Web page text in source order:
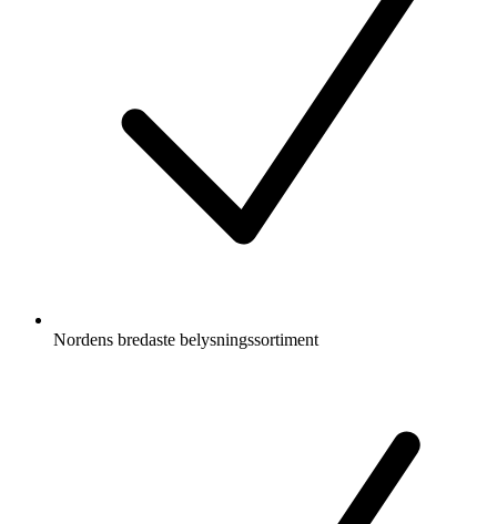
Nordens bredaste belysningssortiment